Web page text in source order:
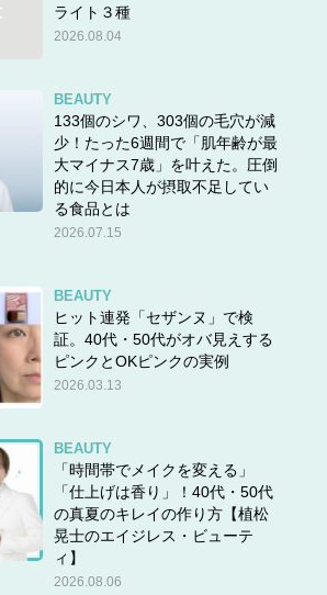
ライト３種
2026.08.04
BEAUTY
133個のシワ、303個の毛穴が減
少！たった6週間で「肌年齢が最
大マイナス7歳」を叶えた。圧倒
的に今日本人が摂取不足してい
る食品とは
2026.07.15
BEAUTY
ヒット連発「セザンヌ」で検
証。40代・50代がオバ見えする
ピンクとOKピンクの実例
2026.03.13
BEAUTY
「時間帯でメイクを変える」
「仕上げは香り」！40代・50代
の真夏のキレイの作り方【植松
晃士のエイジレス・ビューテ
ィ】
2026.08.06